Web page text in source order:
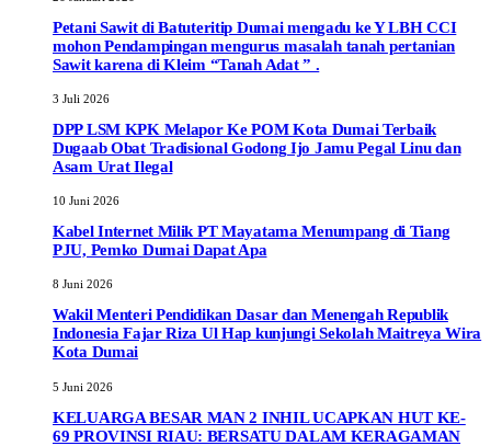
Petani Sawit di Batuteritip Dumai mengadu ke Y LBH CCI
mohon Pendampingan mengurus masalah tanah pertanian
Sawit karena di Kleim “Tanah Adat ” .
3 Juli 2026
DPP LSM KPK Melapor Ke POM Kota Dumai Terbaik
Dugaab Obat Tradisional Godong Ijo Jamu Pegal Linu dan
Asam Urat Ilegal
10 Juni 2026
Kabel Internet Milik PT Mayatama Menumpang di Tiang
PJU, Pemko Dumai Dapat Apa
8 Juni 2026
Wakil Menteri Pendidikan Dasar dan Menengah Republik
Indonesia Fajar Riza Ul Hap kunjungi Sekolah Maitreya Wira
Kota Dumai
5 Juni 2026
KELUARGA BESAR MAN 2 INHIL UCAPKAN HUT KE-
69 PROVINSI RIAU: BERSATU DALAM KERAGAMAN